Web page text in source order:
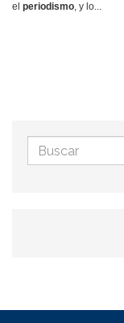
el periodismo, y lo...
Formulario
de